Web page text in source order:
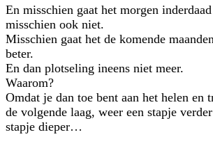
En misschien gaat het morgen
misschien ook niet.
Misschien gaat het de komende
beter.
En dan plotseling ineens niet meer.
Waarom?
Omdat je dan toe bent aan het helen en
de volgende laag, weer een stapje
stapje dieper…